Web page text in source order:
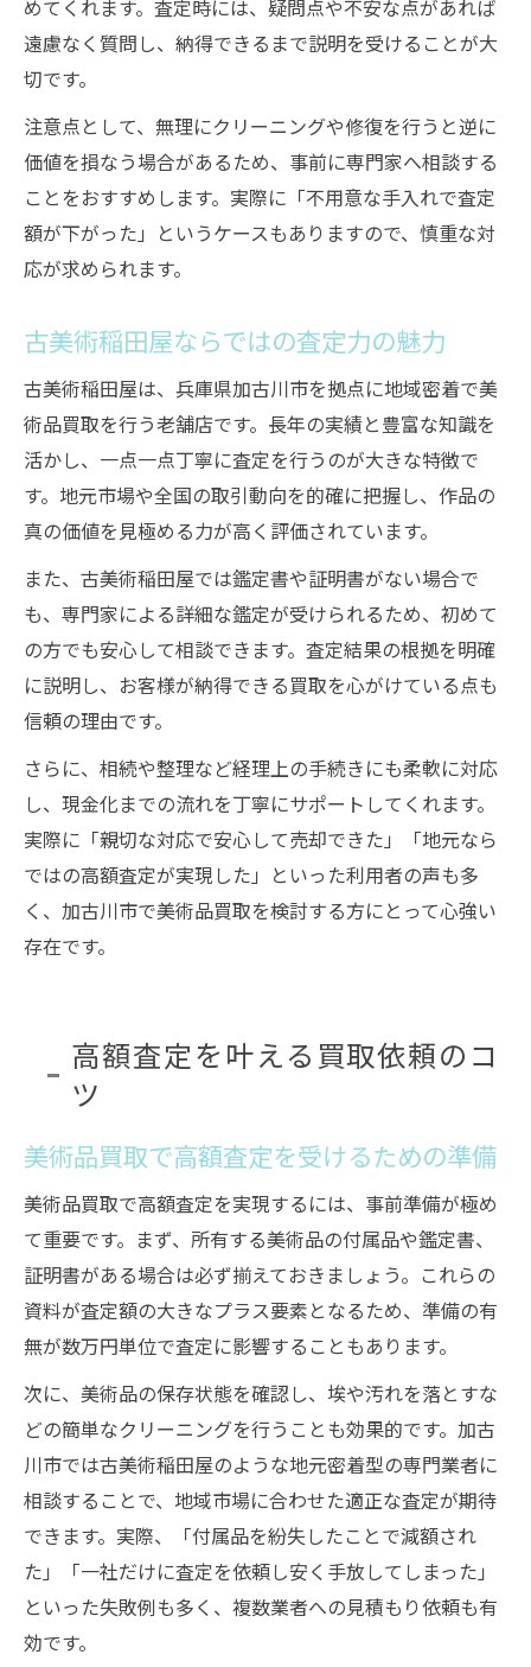
めてくれます。査定時には、疑問点や不安な点があれば
遠慮なく質問し、納得できるまで説明を受けることが大
切です。
注意点として、無理にクリーニングや修復を行うと逆に
価値を損なう場合があるため、事前に専門家へ相談する
ことをおすすめします。実際に「不用意な手入れで査定
額が下がった」というケースもありますので、慎重な対
応が求められます。
古美術稲田屋ならではの査定力の魅力
古美術稲田屋は、兵庫県加古川市を拠点に地域密着で美
術品買取を行う老舗店です。長年の実績と豊富な知識を
活かし、一点一点丁寧に査定を行うのが大きな特徴で
す。地元市場や全国の取引動向を的確に把握し、作品の
真の価値を見極める力が高く評価されています。
また、古美術稲田屋では鑑定書や証明書がない場合で
も、専門家による詳細な鑑定が受けられるため、初めて
の方でも安心して相談できます。査定結果の根拠を明確
に説明し、お客様が納得できる買取を心がけている点も
信頼の理由です。
さらに、相続や整理など経理上の手続きにも柔軟に対応
し、現金化までの流れを丁寧にサポートしてくれます。
実際に「親切な対応で安心して売却できた」「地元なら
ではの高額査定が実現した」といった利用者の声も多
く、加古川市で美術品買取を検討する方にとって心強い
存在です。
高額査定を叶える買取依頼のコ
ツ
美術品買取で高額査定を受けるための準備
美術品買取で高額査定を実現するには、事前準備が極め
て重要です。まず、所有する美術品の付属品や鑑定書、
証明書がある場合は必ず揃えておきましょう。これらの
資料が査定額の大きなプラス要素となるため、準備の有
無が数万円単位で査定に影響することもあります。
次に、美術品の保存状態を確認し、埃や汚れを落とすな
どの簡単なクリーニングを行うことも効果的です。加古
川市では古美術稲田屋のような地元密着型の専門業者に
相談することで、地域市場に合わせた適正な査定が期待
できます。実際、「付属品を紛失したことで減額され
た」「一社だけに査定を依頼し安く手放してしまった」
といった失敗例も多く、複数業者への見積もり依頼も有
効です。